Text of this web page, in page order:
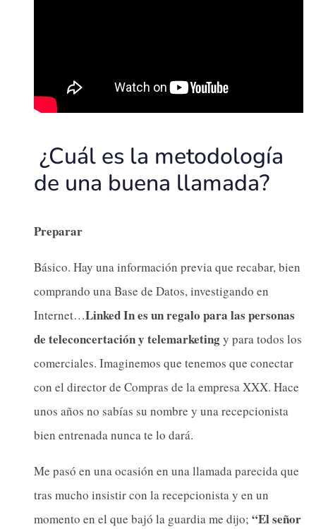
¿Cuál es la metodología
de una buena llamada?
Preparar
Básico. Hay una información previa que recabar, bien
comprando una Base de Datos, investigando en
Internet…Linked In es un regalo para las personas
de teleconcertación y telemarketingy para todos los
comerciales. Imaginemos que tenemos que conectar
con el director de Compras de la empresa XXX. Hace
unos años no sabías su nombre y una recepcionista
bien entrenada nunca te lo dará.
Me pasó en una ocasión en una llamada parecida que
tras mucho insistir con la recepcionista y en un
momento en el que bajó la guardia me dijo; “El señor